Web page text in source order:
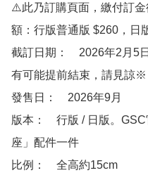
⚠️此乃訂購頁面，繳付訂
額：行版普通版 $260，日
截訂日期：　2026年2月5
有可能提前結束，請見諒※
發售日：　2026年9月
版本：　行版 / 日版。
座」配件一件
比例：　全高約15cm